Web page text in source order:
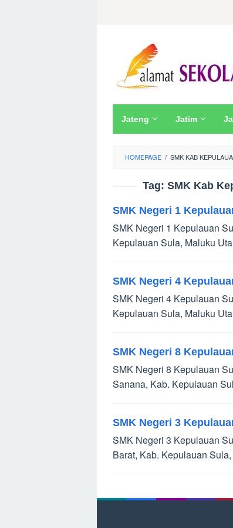
Jateng Jatim
HOMEPAGE / SMK KAB
Tag: SMK Kab
SMK Negeri 1
SMK Negeri 1 Kepulauan
Kepulauan Sula, Maluku
SMK Negeri 4
SMK Negeri 4 Kepulauan
Kepulauan Sula, Maluku
SMK Negeri 8
SMK Negeri 8 Kepulauan
Sanana, Kab. Kepulauan
SMK Negeri 3
SMK Negeri 3 Kepulauan
Barat, Kab. Kepulauan